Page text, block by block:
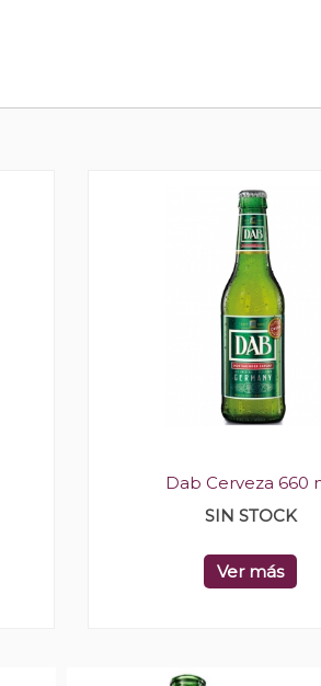
Dab Cerveza 660
SIN STOCK
Ver más